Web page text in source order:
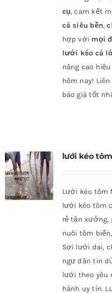
cụ, cam kết
cá siêu bền,
hợp với mọi
lưới kéo cá
nâng cao
hôm nay!
báo giá tốt
lưới kéo
Lưới kéo tôm
lưới kéo tôm
rẻ tận xưởng,
nuôi tôm
Sợi lưới dai,
ngư dân tin
lưới theo yêu
hành uy tín.